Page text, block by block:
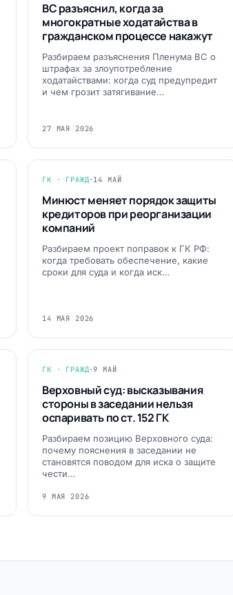
ВС разъяснил, когда за
многократные ходатайства в
гражданском процессе накажут
Разбираем разъяснения Пленума ВС о
штрафах за злоупотребление
ходатайствами: когда суд предупредит
и чем грозит затягивание…
27 МАЯ 2026
ГК · ГРАЖД· 14 МАЙ
Минюст меняет порядок защиты
кредиторов при реорганизации
компаний
Разбираем проект поправок к ГК РФ:
когда требовать обеспечение, какие
сроки для суда и когда иск…
14 МАЯ 2026
ГК · ГРАЖД·9 МАЙ
Верховный суд: высказывания
стороны в заседании нельзя
оспаривать по ст. 152 ГК
Разбираем позицию Верховного суда:
почему пояснения в заседании не
становятся поводом для иска о защите
чести…
9 МАЯ 2026